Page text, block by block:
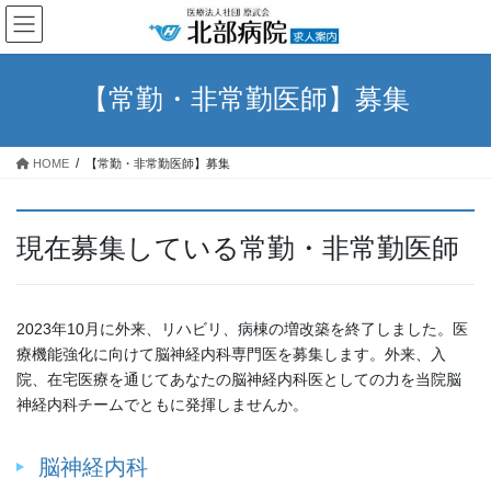
コ
ン
テ
ス
ナ
ビ
ゲ
ン
【常勤・非常勤医師】募集
HOME 【常勤・非常勤医師】募集
現在募集している常勤・非常勤医師
2023年10月に外来、リハビリ、病棟の増改築を終了しました。医
療機能強化に向けて脳神経内科専門医を募集します。外来、入
院、在宅医療を通じてあなたの脳神経内科医としての力を当院脳
神経内科チームでともに発揮しませんか。
脳神経内科